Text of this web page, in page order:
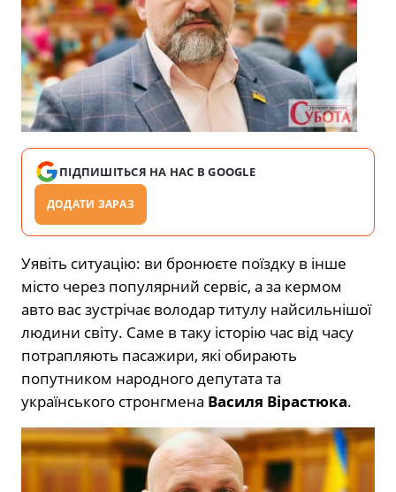
ПІДПИШІТЬСЯ НА НАС В GOOGLE
ДОДАТИ ЗАРАЗ
Уявіть ситуацію: ви бронюєте поїздку в інше
місто через популярний сервіс, а за кермом
авто вас зустрічає володар титулу найсильнішої
людини світу. Саме в таку історію час від часу
потрапляють пасажири, які обирають
попутником народного депутата та
українського стронгмена Василя Вірастюка.